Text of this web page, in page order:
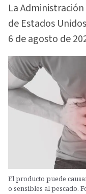
La
de Estados
6 de agosto de
El producto puede
o sensibles al pescado.